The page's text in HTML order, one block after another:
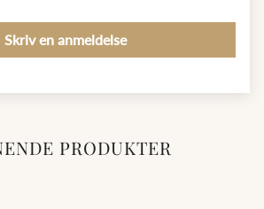
Skriv en anmeldelse
PRODUKTER